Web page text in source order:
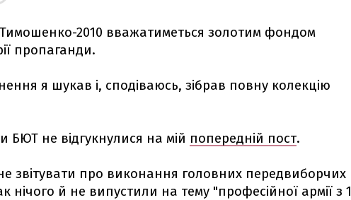
2010 вважатиметься золотим фондом
пропаганди.
я шукав і, сподіваюсь, зібрав повну колекцію
БЮТ не відгукнулися на мій попередній пост.
звітувати про виконання головних передвиборчих
нічого й не випустили на тему "професійної армії з 1